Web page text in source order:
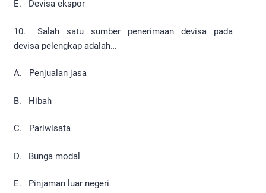
E. Devisa ekspor
10. Salah satu sumber penerimaan devisa pada
devisa pelengkap adalah…
A. Penjualan jasa
B. Hibah
C. Pariwisata
D. Bunga modal
E. Pinjaman luar negeri